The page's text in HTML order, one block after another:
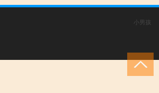
小男孩